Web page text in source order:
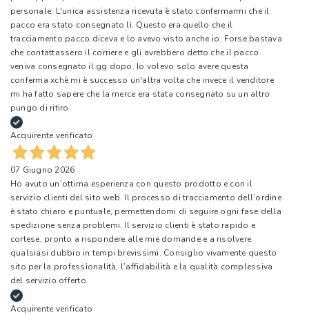
personale. L'unica assistenza ricevuta è stato confermarmi che il
pacco era stato consegnato lì. Questo era quello che il
tracciamento pacco diceva e lo avevo visto anche io. Forse bastava
che contattassero il corriere e gli avrebbero detto che il pacco
veniva consegnato il gg dopo. Io volevo solo avere questa
conferma xchè mi è successo un'altra volta che invece il venditore
mi ha fatto sapere che la merce era stata consegnato su un altro
pungo di ritiro.
Acquirente verificato
07 Giugno 2026
Ho avuto un’ottima esperienza con questo prodotto e con il
servizio clienti del sito web. Il processo di tracciamento dell’ordine
è stato chiaro e puntuale, permettendomi di seguire ogni fase della
spedizione senza problemi. Il servizio clienti è stato rapido e
cortese, pronto a rispondere alle mie domande e a risolvere
qualsiasi dubbio in tempi brevissimi. Consiglio vivamente questo
sito per la professionalità, l’affidabilità e la qualità complessiva
del servizio offerto.
Acquirente verificato